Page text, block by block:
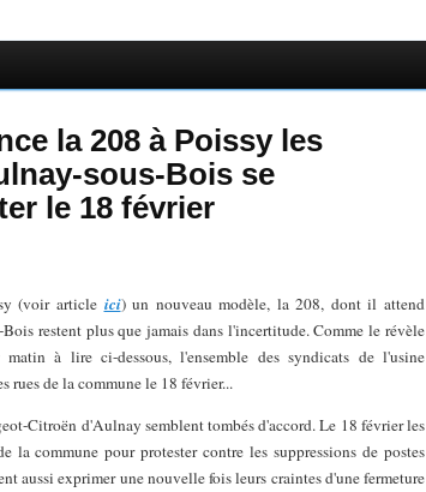
la 208 à Poissy les
sous-Bois se
le 18 février
(voir article ici) un nouveau modèle, la 208, dont il attend
restent plus que jamais dans l'incertitude. Comme le révèle
à lire ci-dessous, l'ensemble des syndicats de l'usine
rues de la commune le 18 février...
Citroën d'Aulnay semblent tombés d'accord. Le 18 février les
la commune pour protester contre les suppressions de postes
aussi exprimer une nouvelle fois leurs craintes d'une fermeture